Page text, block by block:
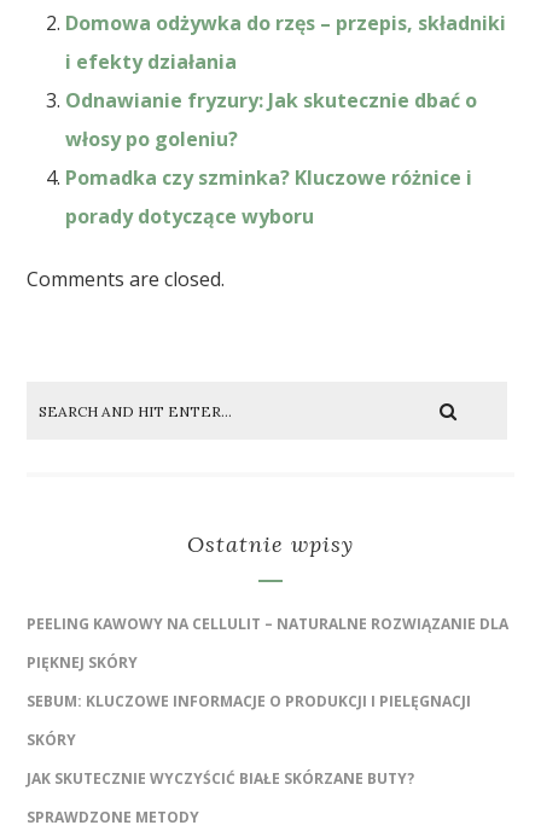
Domowa odżywka do rzęs – przepis, składniki
i efekty działania
Odnawianie fryzury: Jak skutecznie dbać o
włosy po goleniu?
Pomadka czy szminka? Kluczowe różnice i
porady dotyczące wyboru
Comments are closed.
Ostatnie wpisy
PEELING KAWOWY NA CELLULIT – NATURALNE ROZWIĄZANIE DLA
PIĘKNEJ SKÓRY
SEBUM: KLUCZOWE INFORMACJE O PRODUKCJI I PIELĘGNACJI
SKÓRY
JAK SKUTECZNIE WYCZYŚCIĆ BIAŁE SKÓRZANE BUTY?
SPRAWDZONE METODY